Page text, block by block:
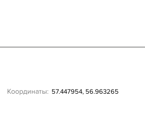
Координаты: